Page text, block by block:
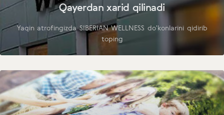
Qayerdan xarid qilinadi
Yaqin atrofingizda SIBERIAN WELLNESS do'konlarini qidirib
toping